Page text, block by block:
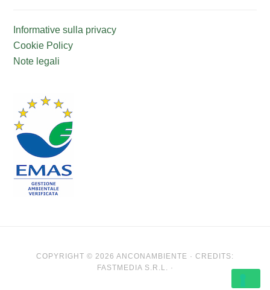
Informative sulla privacy
Cookie Policy
Note legali
COPYRIGHT © 2026 ANCONAMBIENTE · CREDITS:
FASTMEDIA S.R.L. ·